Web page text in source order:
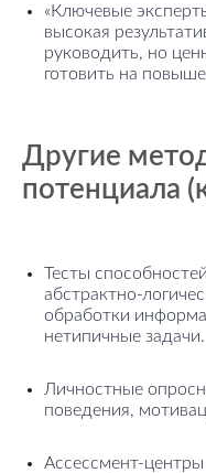
«Ключевые
высокая
руководить, но
готовить на
Другие
потенциала
Тесты
абстрактно-
обработки
нетипичные задачи.
Личностные
поведения,
Ассессмент-